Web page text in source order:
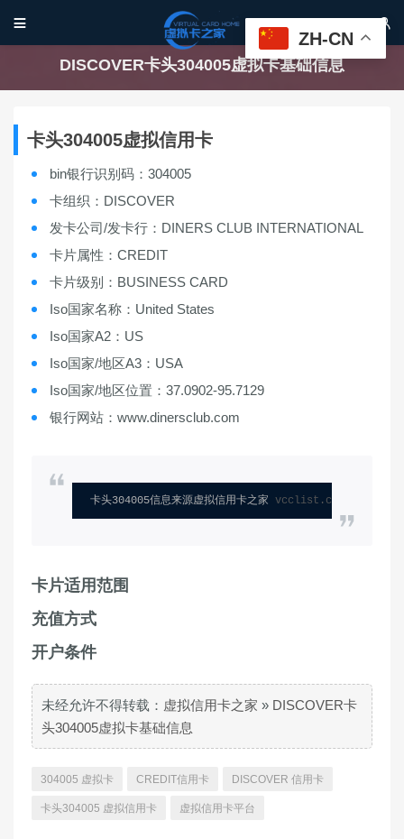
 
DISCOVER卡头304005虚拟卡基础信息
卡头304005虚拟信用卡
bin银行识别码：304005
卡组织：DISCOVER
发卡公司/发卡行：DINERS CLUB INTERNATIONAL
卡片属性：CREDIT
卡片级别：BUSINESS CARD
Iso国家名称：United States
Iso国家A2：US
Iso国家/地区A3：USA
Iso国家/地区位置：37.0902-95.7129
银行网站：www.dinersclub.com
卡头304005信息来源虚拟信用卡之家 vcclist.com
卡片适用范围
充值方式
开户条件
未经允许不得转载： 虚拟信用卡之家 » DISCOVER卡
头304005虚拟卡基础信息
304005 虚拟卡 CREDIT信用卡 DISCOVER 信用卡
卡头304005 虚拟信用卡 虚拟信用卡平台
ZH-CN